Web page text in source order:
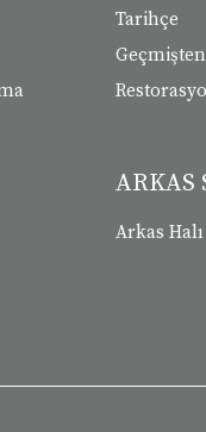
Tarihçe
ARKAS
Arkas